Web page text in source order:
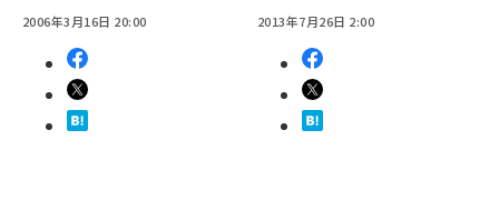
2006年3月16日 20:00 2013年7月26日 2:00